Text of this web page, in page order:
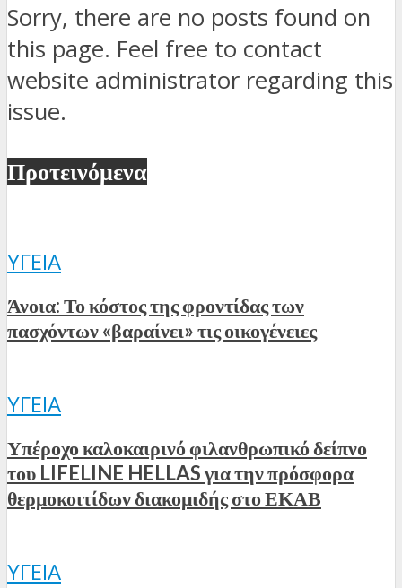
Sorry, there are no posts found on
this page. Feel free to contact
website administrator regarding this
issue.
Προτεινόμενα
ΥΓΕΊΑ
Άνοια: Το κόστος της φροντίδας των
πασχόντων «βαραίνει» τις οικογένειες
ΥΓΕΊΑ
Υπέροχο καλοκαιρινό φιλανθρωπικό δείπνο
του LIFELINE HELLAS για την πρόσφορα
θερμοκοιτίδων διακομιδής στο ΕΚΑΒ
ΥΓΕΊΑ